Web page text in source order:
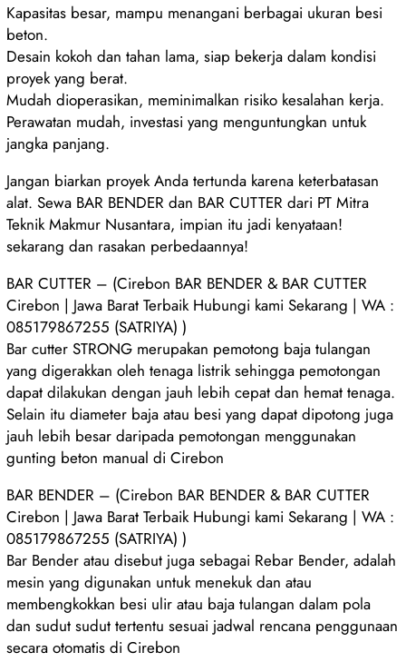
Kapasitas besar, mampu menangani berbagai ukuran besi
beton.
Desain kokoh dan tahan lama, siap bekerja dalam kondisi
proyek yang berat.
Mudah dioperasikan, meminimalkan risiko kesalahan kerja.
Perawatan mudah, investasi yang menguntungkan untuk
jangka panjang.
Jangan biarkan proyek Anda tertunda karena keterbatasan
alat. Sewa BAR BENDER dan BAR CUTTER dari PT Mitra
Teknik Makmur Nusantara, impian itu jadi kenyataan!
sekarang dan rasakan perbedaannya!
BAR CUTTER – (Cirebon BAR BENDER & BAR CUTTER
Cirebon | Jawa Barat Terbaik Hubungi kami Sekarang | WA :
085179867255 (SATRIYA) )
Bar cutter STRONG merupakan pemotong baja tulangan
yang digerakkan oleh tenaga listrik sehingga pemotongan
dapat dilakukan dengan jauh lebih cepat dan hemat tenaga.
Selain itu diameter baja atau besi yang dapat dipotong juga
jauh lebih besar daripada pemotongan menggunakan
gunting beton manual di Cirebon
BAR BENDER – (Cirebon BAR BENDER & BAR CUTTER
Cirebon | Jawa Barat Terbaik Hubungi kami Sekarang | WA :
085179867255 (SATRIYA) )
Bar Bender atau disebut juga sebagai Rebar Bender, adalah
mesin yang digunakan untuk menekuk dan atau
membengkokkan besi ulir atau baja tulangan dalam pola
dan sudut sudut tertentu sesuai jadwal rencana penggunaan
secara otomatis di Cirebon